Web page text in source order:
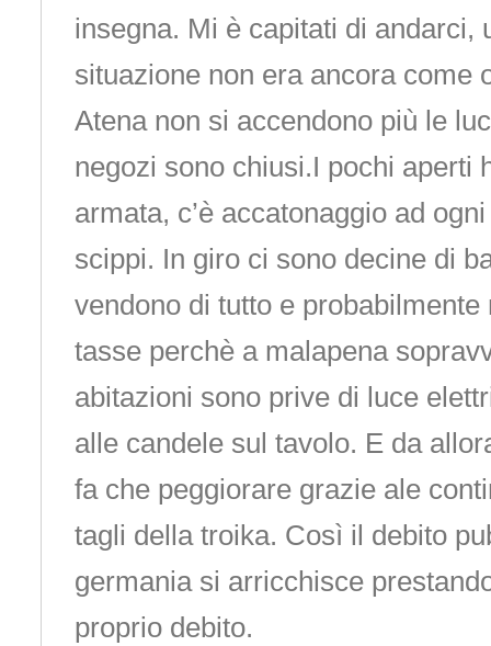
insegna. Mi è capitati di andarci,
situazione non era ancora come
Atena non si accendono più le
negozi sono chiusi.I pochi aperti
armata, c’è accatonaggio ad
scippi. In giro ci sono decine di
vendono di tutto e probabilmente
tasse perchè a malapena
abitazioni sono prive di luce
alle candele sul tavolo. E da
fa che peggiorare grazie ale
tagli della troika. Così il debito
germania si arricchisce
proprio debito.